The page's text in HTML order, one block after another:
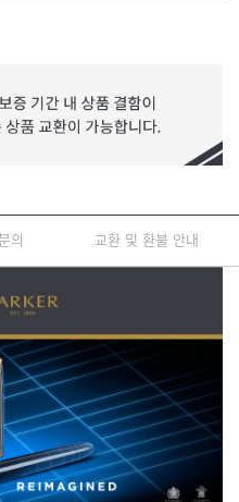
의 교환 및 환불 안내